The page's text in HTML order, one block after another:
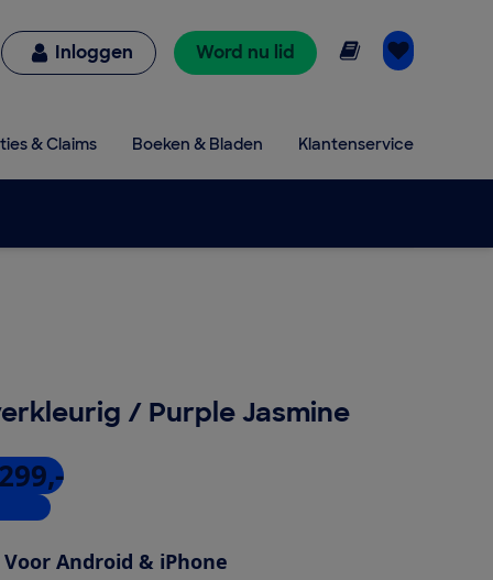
Inloggen Word nu lid Online lezen
& Claims Boeken & Bladen Klantenservice
/ Purple Jasmine
Voor Android & iPhone